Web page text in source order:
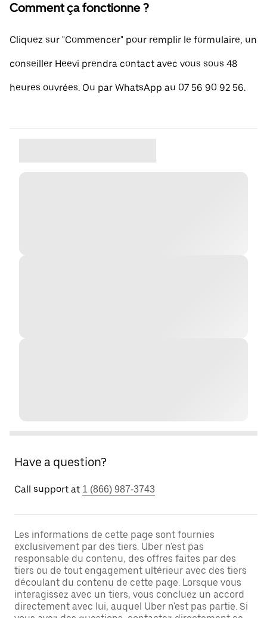
Comment ça fonctionne ?
Cliquez sur "Commencer" pour remplir le formulaire, un
conseiller Heevi prendra contact avec vous sous 48
heures ouvrées. Ou par WhatsApp au 07 56 90 92 56.
Have a question?
Call support at 1 (866) 987-3743
Les informations de cette page sont fournies
exclusivement par des tiers. Uber n'est pas
responsable du contenu, des offres faites par des
tiers ou de tout engagement ultérieur avec des tiers
découlant du contenu de cette page. Lorsque vous
interagissez avec un tiers, vous concluez un accord
directement avec lui, auquel Uber n'est pas partie. Si